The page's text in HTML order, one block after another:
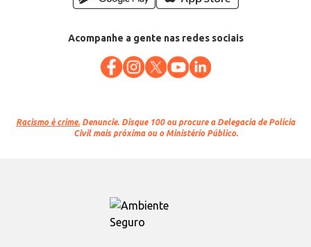
Acompanhe a gente nas redes sociais
Racismo é crime. Denuncie. Disque 100 ou procure a Delegacia de Polícia
Civil mais próxima ou o Ministério Público.